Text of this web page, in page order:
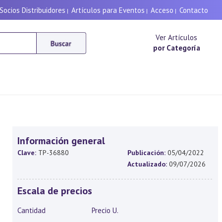
Socios Distribuidores | Artículos para Eventos | Acceso | Contacto
Ver Artículos
por Categoría
Información general
Clave: TP-36880 Publicación: 05/04/2022
Actualizado: 09/07/2026
Escala de precios
Cantidad Precio U.